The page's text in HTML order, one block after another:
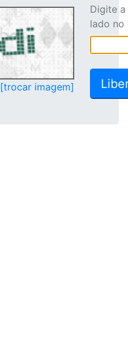
[trocar imagem]
Digite
lado no